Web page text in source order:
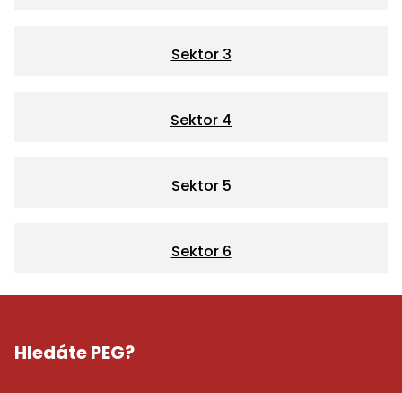
Sektor 3
Sektor 4
Sektor 5
Sektor 6
Hledáte PEG?